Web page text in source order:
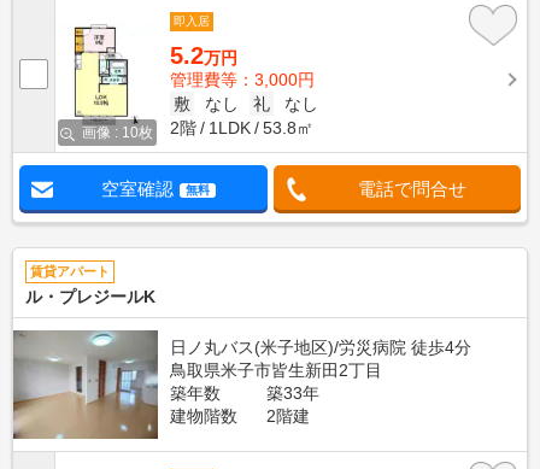
画像 : 10枚
即入居
5.2万円
管理費等：3,000円
敷
なし 礼
なし
2階
1LDK 53.8㎡
空室確認 無料 電話で問合せ
賃貸アパート
ル・プレジールK
日ノ丸バス(米子地区)/労災病院 徒歩4分
鳥取県米子市皆生新田2丁目
築年数
築33年
建物階数
2階建